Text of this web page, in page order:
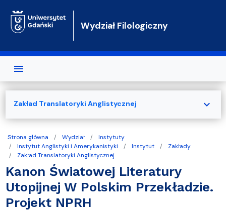
Wydział Filologiczny
Strona główna Wydział
Instytuty
Instytut Anglistyki i Amerykanistyki
Instytut
Zakłady
Zakład Translatoryki Anglistycznej
Kanon Światowej Literatury
Utopijnej W Polskim Przekładzie.
Projekt NPRH
Zakład Translatoryki Anglistycznej expand_more